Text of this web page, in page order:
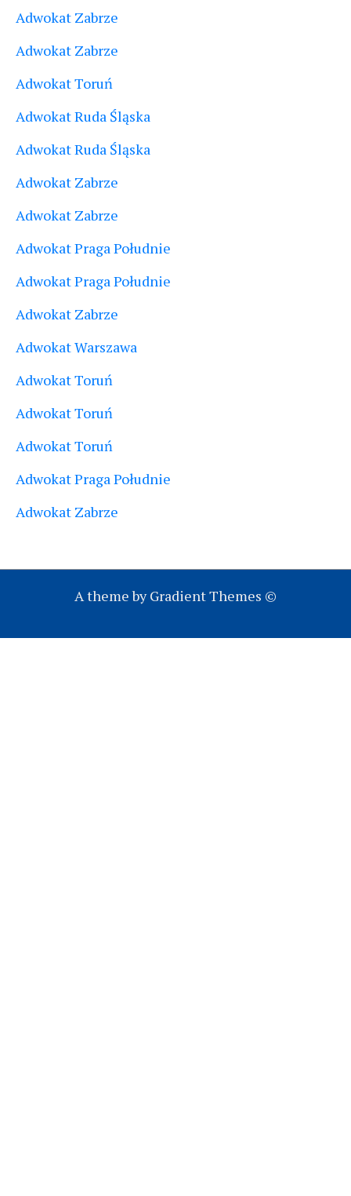
Adwokat Zabrze
Adwokat Zabrze
Adwokat Toruń
Adwokat Ruda Śląska
Adwokat Ruda Śląska
Adwokat Zabrze
Adwokat Zabrze
Adwokat Praga Południe
Adwokat Praga Południe
Adwokat Zabrze
Adwokat Warszawa
Adwokat Toruń
Adwokat Toruń
Adwokat Toruń
Adwokat Praga Południe
Adwokat Zabrze
A theme by Gradient Themes ©